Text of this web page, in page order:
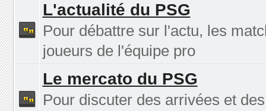
L'actualité du PSG
Pour débattre sur l'actu, les
joueurs de l'équipe pro
Le mercato du PSG
Pour discuter des arrivées et